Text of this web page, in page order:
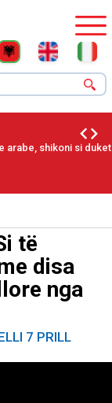
arabe, shikoni si duket
të
disa
nga
7 PRILL